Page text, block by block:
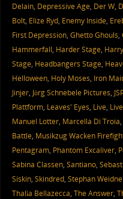
Delain, Depressive Age, Der W,
Bolt, Elize Ryd, Enemy Inside,
First Depression, Ghetto Ghouls,
Hammerfall, Harder Stage,
Stage, Headbangers Stage,
Helloween, Holy Moses, Iron
Jinjer, Jörg Schnebele Pictures,
Plattform, Leaves' Eyes, Live,
Manuel Lotter, Marcella Di Troia,
Battle, Musikzug Wacken
Pentagram, Phantom Excaliver,
Sabina Classen, Santiano,
Siskin, Skindred, Stephan
Thalìa Bellazecca, The Answer,